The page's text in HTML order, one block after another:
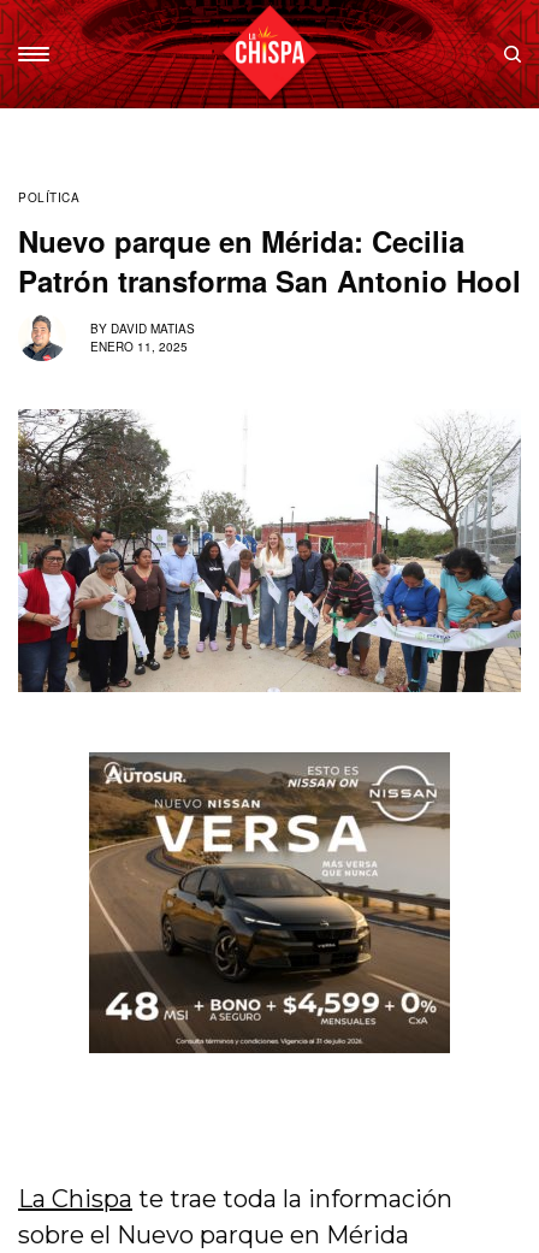
POLÍTICA
Nuevo parque en Mérida: Cecilia
Patrón transforma San Antonio Hool
BY DAVID MATIAS
ENERO 11, 2025
La Chispa te trae toda la información
sobre el Nuevo parque en Mérida